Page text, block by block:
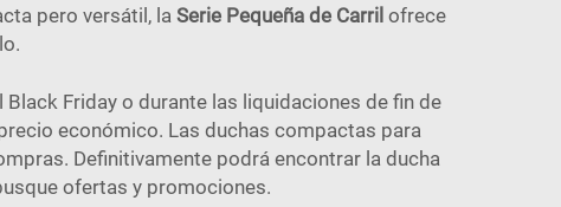
pero versátil, la Serie Pequeña de Carril ofrece
Friday o durante las liquidaciones de fin de
económico. Las duchas compactas para
Definitivamente podrá encontrar la ducha
ofertas y promociones.